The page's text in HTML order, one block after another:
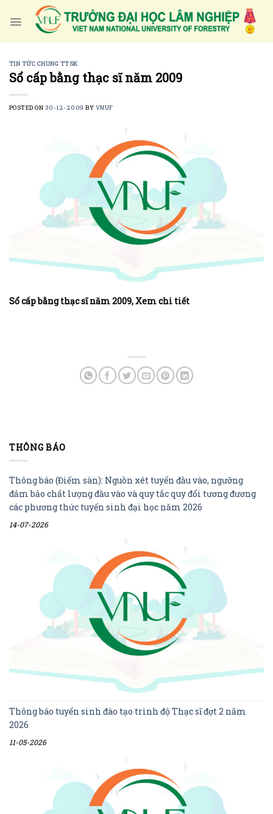
TIN TỨC CHUNG TTSK
Sổ cấp bằng thạc sĩ năm 2009
POSTED ON 30-12-2009 BY VNUF
Sổ cấp bằng thạc sĩ năm 2009, Xem chi tiết
THÔNG BÁO
Thông báo (Điểm sàn): Nguồn xét tuyển đầu vào, ngưỡng
đảm bảo chất lượng đầu vào và quy tắc quy đổi tương đương
các phương thức tuyển sinh đại học năm 2026
14-07-2026
Thông báo tuyển sinh đào tạo trình độ Thạc sĩ đợt 2 năm
2026
11-05-2026